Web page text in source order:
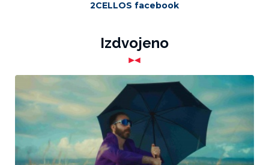
2CELLOS facebook
Izdvojeno